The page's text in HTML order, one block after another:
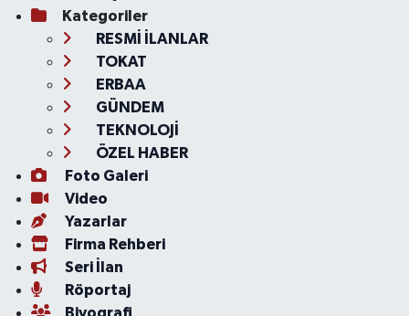
Kategoriler
RESMİ İLANLAR
TOKAT
ERBAA
GÜNDEM
TEKNOLOJİ
ÖZEL HABER
Foto Galeri
Video
Yazarlar
Firma Rehberi
Seri İlan
Röportaj
Biyografi